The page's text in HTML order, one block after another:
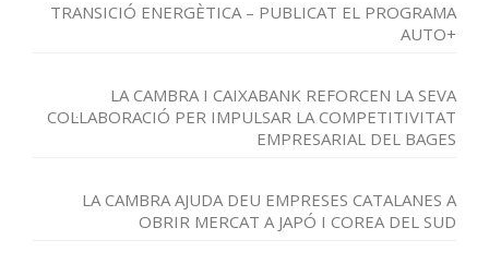
TRANSICIÓ ENERGÈTICA – PUBLICAT EL PROGRAMA
AUTO+
LA CAMBRA I CAIXABANK REFORCEN LA SEVA
COL·LABORACIÓ PER IMPULSAR LA COMPETITIVITAT
EMPRESARIAL DEL BAGES
LA CAMBRA AJUDA DEU EMPRESES CATALANES A
OBRIR MERCAT A JAPÓ I COREA DEL SUD